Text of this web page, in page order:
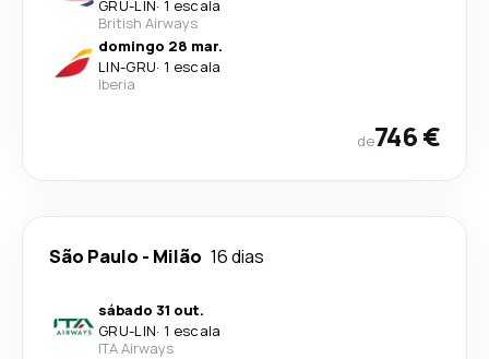
GRU-LIN· 1 escala
British Airways
domingo 28 mar.
LIN-GRU· 1 escala
Iberia
de746 €
São Paulo - Milão 16 dias
sábado 31 out.
GRU-LIN· 1 escala
ITA Airways